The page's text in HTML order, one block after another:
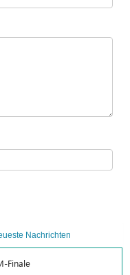
Nachrichten
Finale